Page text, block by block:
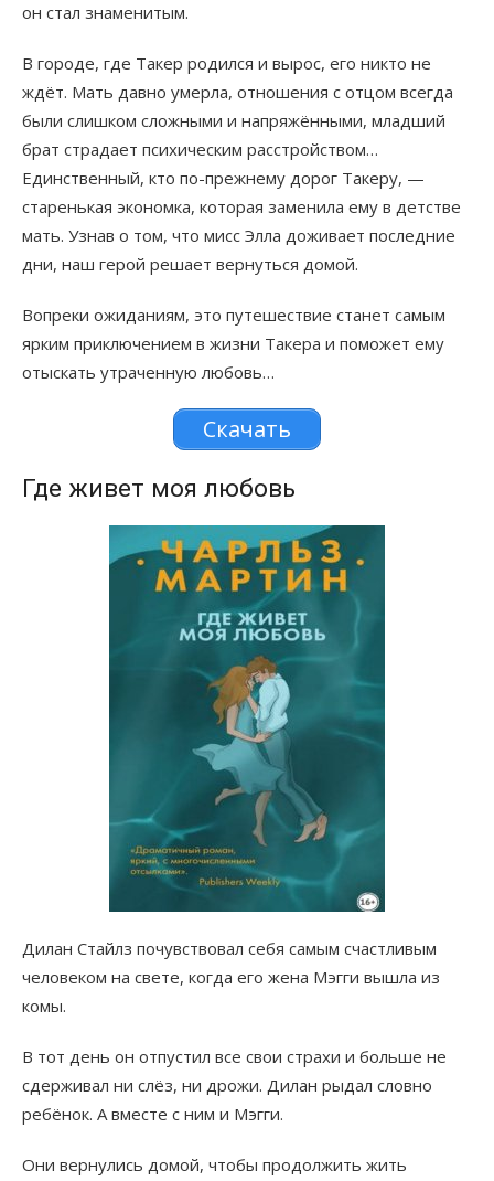
он стал знаменитым.
В городе, где Такер родился и вырос, его никто не
ждёт. Мать давно умерла, отношения с отцом всегда
были слишком сложными и напряжёнными, младший
брат страдает психическим расстройством…
Единственный, кто по-прежнему дорог Такеру, —
старенькая экономка, которая заменила ему в детстве
мать. Узнав о том, что мисс Элла доживает последние
дни, наш герой решает вернуться домой.
Вопреки ожиданиям, это путешествие станет самым
ярким приключением в жизни Такера и поможет ему
отыскать утраченную любовь…
Скачать
Где живет моя любовь
Дилан Стайлз почувствовал себя самым счастливым
человеком на свете, когда его жена Мэгги вышла из
комы.
В тот день он отпустил все свои страхи и больше не
сдерживал ни слёз, ни дрожи. Дилан рыдал словно
ребёнок. А вместе с ним и Мэгги.
Они вернулись домой, чтобы продолжить жить